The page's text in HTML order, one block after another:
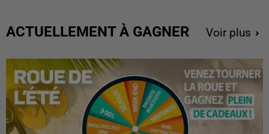
ACTUELLEMENT À GAGNER Voir plus